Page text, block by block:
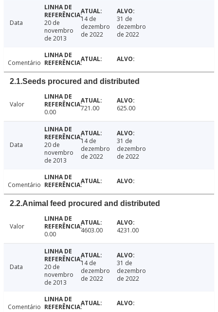
Data
20 de
novembro
de 2013
14 de
dezembro
de 2022
31 de
dezembro
de 2022
Comentário
2.1.Seeds procured and distributed
Valor
0.00
721.00 625.00
Data
20 de
novembro
de 2013
14 de
dezembro
de 2022
31 de
dezembro
de 2022
Comentário
2.2.Animal feed procured and distributed
Valor
0.00
4603.00 4231.00
Data
20 de
novembro
de 2013
14 de
dezembro
de 2022
31 de
dezembro
de 2022
Comentário